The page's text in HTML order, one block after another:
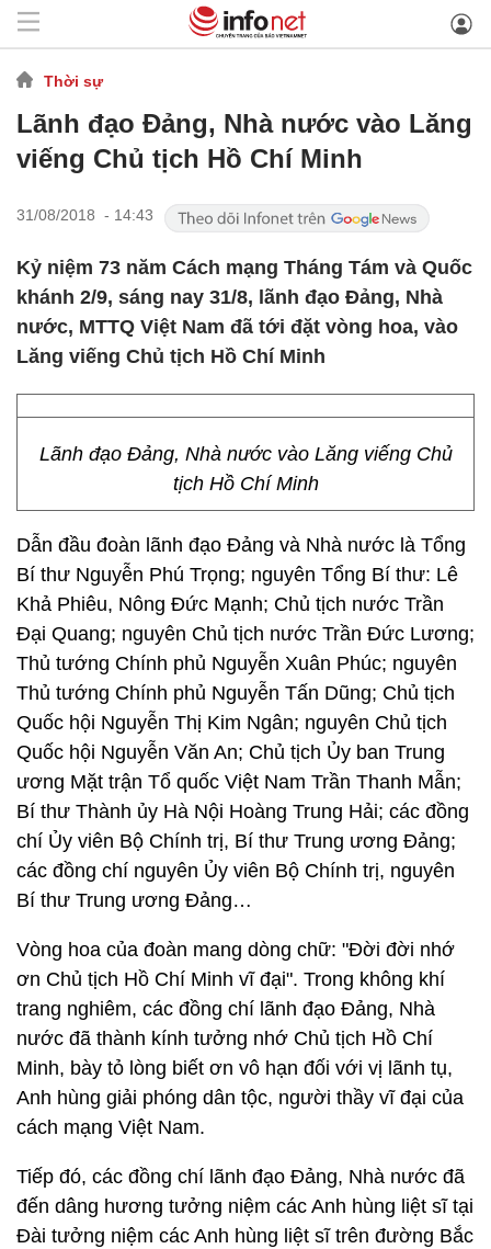
Thời sự
Lãnh đạo Đảng, Nhà nước vào Lăng
viếng Chủ tịch Hồ Chí Minh
31/08/2018 - 14:43
Kỷ niệm 73 năm Cách mạng Tháng Tám và Quốc
khánh 2/9, sáng nay 31/8, lãnh đạo Đảng, Nhà
nước, MTTQ Việt Nam đã tới đặt vòng hoa, vào
Lăng viếng Chủ tịch Hồ Chí Minh
Lãnh đạo Đảng, Nhà nước vào Lăng viếng Chủ
tịch Hồ Chí Minh
Dẫn đầu đoàn lãnh đạo Đảng và Nhà nước là Tổng
Bí thư Nguyễn Phú Trọng; nguyên Tổng Bí thư: Lê
Khả Phiêu, Nông Đức Mạnh; Chủ tịch nước Trần
Đại Quang; nguyên Chủ tịch nước Trần Đức Lương;
Thủ tướng Chính phủ Nguyễn Xuân Phúc; nguyên
Thủ tướng Chính phủ Nguyễn Tấn Dũng; Chủ tịch
Quốc hội Nguyễn Thị Kim Ngân; nguyên Chủ tịch
Quốc hội Nguyễn Văn An; Chủ tịch Ủy ban Trung
ương Mặt trận Tổ quốc Việt Nam Trần Thanh Mẫn;
Bí thư Thành ủy Hà Nội Hoàng Trung Hải; các đồng
chí Ủy viên Bộ Chính trị, Bí thư Trung ương Đảng;
các đồng chí nguyên Ủy viên Bộ Chính trị, nguyên
Bí thư Trung ương Đảng…
Vòng hoa của đoàn mang dòng chữ: "Đời đời nhớ
ơn Chủ tịch Hồ Chí Minh vĩ đại". Trong không khí
trang nghiêm, các đồng chí lãnh đạo Đảng, Nhà
nước đã thành kính tưởng nhớ Chủ tịch Hồ Chí
Minh, bày tỏ lòng biết ơn vô hạn đối với vị lãnh tụ,
Anh hùng giải phóng dân tộc, người thầy vĩ đại của
cách mạng Việt Nam.
Tiếp đó, các đồng chí lãnh đạo Đảng, Nhà nước đã
đến dâng hương tưởng niệm các Anh hùng liệt sĩ tại
Đài tưởng niệm các Anh hùng liệt sĩ trên đường Bắc